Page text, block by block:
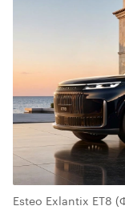
Esteo Exlantix ET8